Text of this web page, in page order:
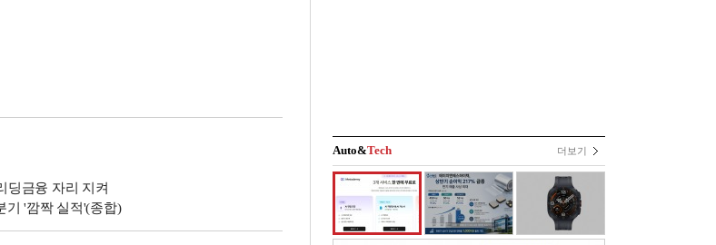
딩금융 자리 지켜
기 '깜짝 실적'(종합)
Auto&Tech 더보기